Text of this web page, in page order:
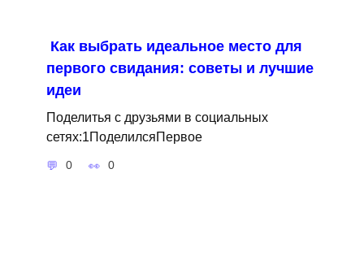
Как выбрать идеальное место для
первого свидания: советы и лучшие
идеи
Поделитья с друзьями в социальных
сетях:1ПоделилсяПервое
0 0